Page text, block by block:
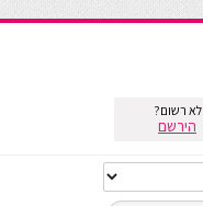
לא רשום?
הירשם